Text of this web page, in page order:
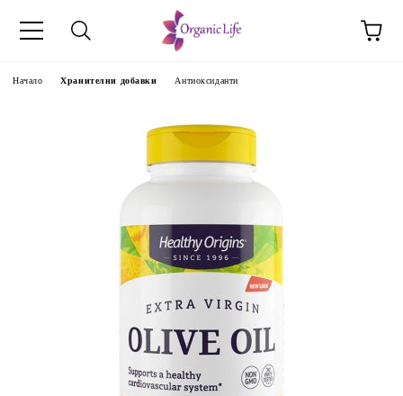
Начало Хранителни добавки Антиоксиданти